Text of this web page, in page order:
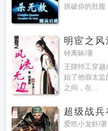
抓破你的肚腹
明宦之风
钟离昧/著
王牌特工穿
始了他假太监
之间，在...
超级战兵
爱吃小龙虾/著